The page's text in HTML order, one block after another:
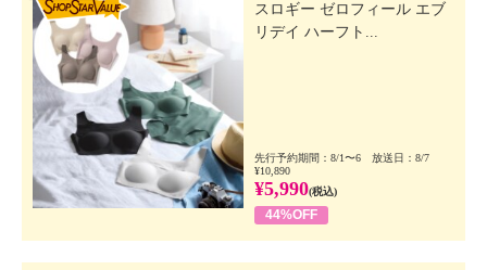
スロギー ゼロフィール エブ
リデイ ハーフト...
先行予約期間：8/1〜6 放送日：8/7
¥10,890
¥5,990(税込)
44%OFF